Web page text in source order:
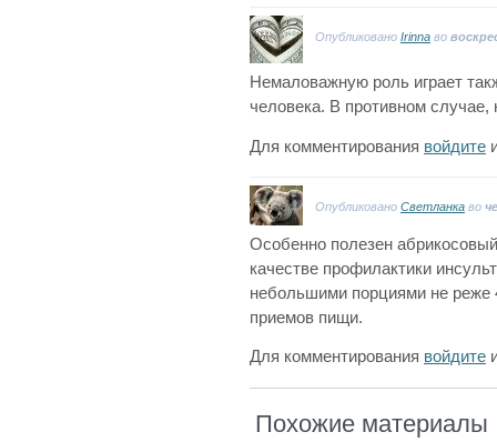
Опубликовано Irinna во
Немаловажную роль играет
человека. В противном случае,
Для комментирования войдите
Опубликовано Светланка во
Особенно полезен
качестве профилактики
небольшими порциями не реже
приемов пищи.
Для комментирования войдите
Похожие материалы